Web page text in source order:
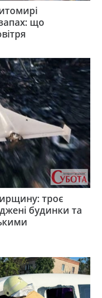
що
троє
будинки та